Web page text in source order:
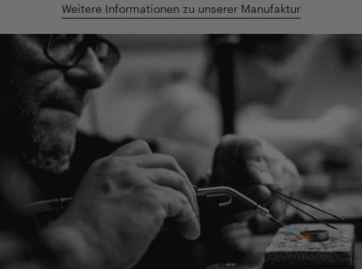
Weitere Informationen zu unserer Manufaktur